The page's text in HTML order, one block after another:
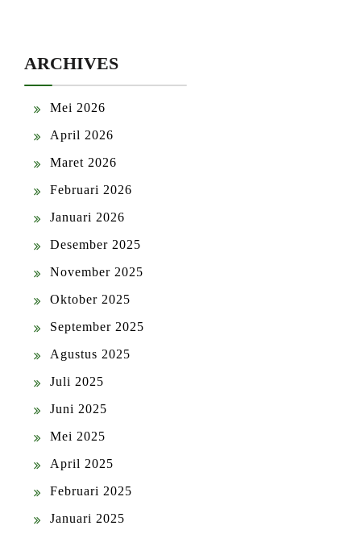
ARCHIVES
Mei 2026
April 2026
Maret 2026
Februari 2026
Januari 2026
Desember 2025
November 2025
Oktober 2025
September 2025
Agustus 2025
Juli 2025
Juni 2025
Mei 2025
April 2025
Februari 2025
Januari 2025